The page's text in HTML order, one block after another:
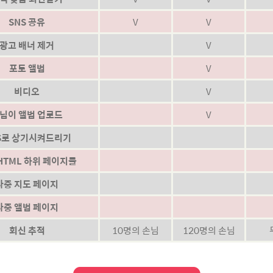
SNS 공유
V
V
광고 배너 제거
V
포토 앨범
V
비디오
V
이 앨범 업로드
V
상기시켜드리기
하위 페이지들
중 지도 페이지
중 앨범 페이지
회신 추적
10명의 손님 120명의 손님